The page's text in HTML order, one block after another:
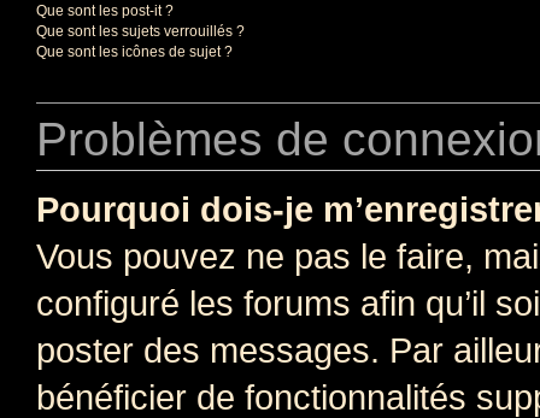
Que sont les post-it ?
Que sont les sujets verrouillés ?
Que sont les icônes de sujet ?
Problèmes de
Pourquoi dois-je
Vous pouvez ne pas le faire,
configuré les forums afin qu’il
poster des messages. Par
bénéficier de fonctionnalités